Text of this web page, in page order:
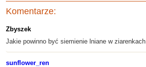
Komentarze:
Zbyszek
Jakie powinno być siemienie lniane w
sunflower_ren